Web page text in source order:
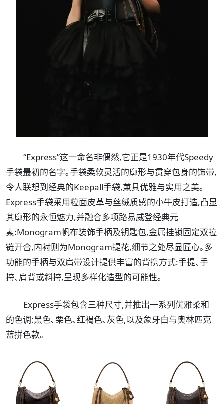
“Express”这一命名非偶然,它正是1930年代Speedy
手袋最初的名字｡手袋柔软灵活的廓形与贯穿包身的饰带,
令人联想到经典的Keepall手袋,兼具优雅与实用之美｡
Express手袋采用粒面皮革与丝绒质感的小牛皮打造,凸显
其廓形的永恒魅力,并融合多项路易威登经典元
素:Monogram帆布装饰手柄及钥匙包,金属挂锁固定双拉
链开合,内衬则为Monogram提花,细节之处尽显匠心｡多
功能的手柄与双肩带设计提供丰富的背携方式:手提､手
挎､肩背或斜挎,呈现多样化造型的可能性｡
Express手袋包含三种尺寸,并推出一系列优雅柔和
的色调:黑色､栗色､红褐色､灰色,以及象牙白与奥林匹克
蓝拼色款｡